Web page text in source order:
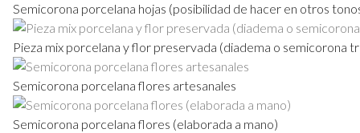
Semicorona porcelana hojas (posibilidad de hacer en otros
Pieza mix porcelana y flor preservada (diadema o semicorona
Semicorona porcelana flores artesanales
Semicorona porcelana flores (elaborada a mano)